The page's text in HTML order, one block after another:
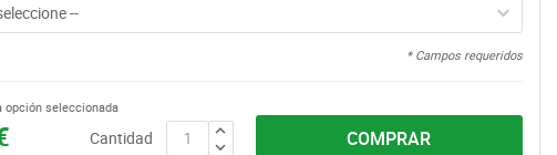
--
* Campos requeridos
opción seleccionada
Cantidad COMPRAR